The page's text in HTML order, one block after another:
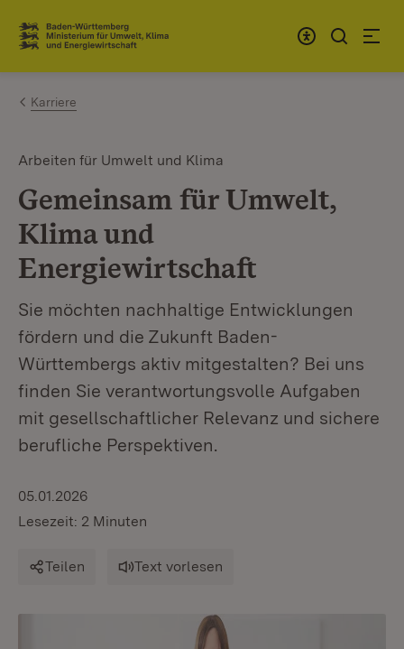
Zum Inhalt springen
Link zur Startseite
Karriere
Arbeiten für Umwelt und Klima
Gemeinsam für Umwelt,
Klima und
Energiewirtschaft
Sie möchten nachhaltige Entwicklungen
fördern und die Zukunft Baden-
Württembergs aktiv mitgestalten? Bei uns
finden Sie verantwortungsvolle Aufgaben
mit gesellschaftlicher Relevanz und sichere
berufliche Perspektiven.
05.01.2026
Lesezeit: 2 Minuten
Teilen Text vorlesen